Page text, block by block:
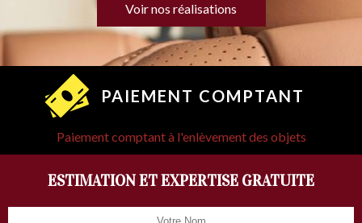
Voir nos réalisations
PAIEMENT COMPTANT
Paiement comptant à l'enlèvement des objets
ESTIMATION ET EXPERTISE GRATUITE